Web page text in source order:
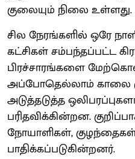
குலையும் நிலை உள்ளது.
சில நேரங்களில் ஒரே
கட்சிகள் சம்பந்தப்பட்ட
பிரச்சாரங்களை
அப்போதெல்லாம் காலை
அடுத்தடுத்த
பரிதவிக்கின்றன.
நோயாளிகள்,
பாதிக்கப்படுகின்றனர்.